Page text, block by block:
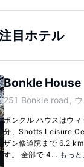
目ホテル
Bonkle House
251 Bonkle road,
ボンクル ハウスはウ
分、Shotts Leisure
ザン修道院まで 6.2
す。 全部で 4... もっ